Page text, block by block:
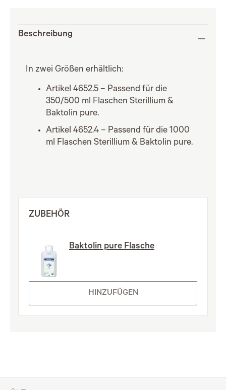
Beschreibung
In zwei Größen erhältlich:
Artikel 4652.5 – Passend für die
350/500 ml Flaschen Sterillium &
Baktolin pure.
Artikel 4652.4 – Passend für die 1000
ml Flaschen Sterillium & Baktolin pure.
ZUBEHÖR
Baktolin pure Flasche
HINZUFÜGEN